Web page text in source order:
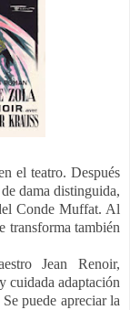
el teatro. Después
dama distinguida,
Conde Muffat. Al
transforma también
Jean Renoir,
cuidada adaptación
puede apreciar la